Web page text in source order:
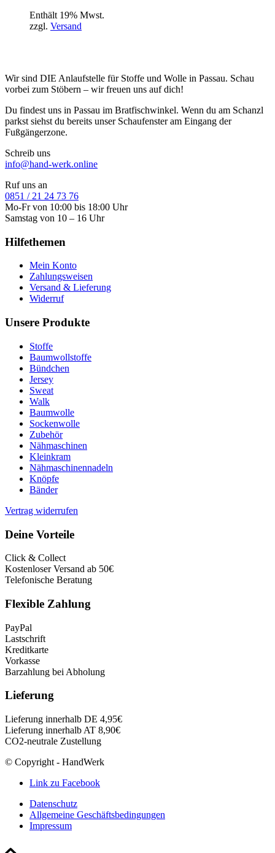
Enthält 19% Mwst.
zzgl. Versand
Wir sind DIE Anlaufstelle für Stoffe und Wolle in Passau. Schau
vorbei zum Stöbern – wir freuen uns auf dich!
Du findest uns in Passau im Bratfischwinkel. Wenn du am Schanzl
parkst siehst du bereits unser Schaufenster am Eingang der
Fußgängerzone.
Schreib uns
info@hand-werk.online
Ruf uns an
0851 / 21 24 73 76
Mo-Fr von 10:00 bis 18:00 Uhr
Samstag von 10 – 16 Uhr
Hilfethemen
Mein Konto
Zahlungsweisen
Versand & Lieferung
Widerruf
Unsere Produkte
Stoffe
Baumwollstoffe
Bündchen
Jersey
Sweat
Walk
Baumwolle
Sockenwolle
Zubehör
Nähmaschinen
Kleinkram
Nähmaschinennadeln
Knöpfe
Bänder
Vertrag widerrufen
Deine Vorteile
Click & Collect
Kostenloser Versand ab 50€
Telefonische Beratung
Flexible Zahlung
PayPal
Lastschrift
Kreditkarte
Vorkasse
Barzahlung bei Abholung
Lieferung
Lieferung innerhalb DE 4,95€
Lieferung innerhalb AT 8,90€
CO2-neutrale Zustellung
© Copyright - HandWerk
Link zu Facebook
Datenschutz
Allgemeine Geschäftsbedingungen
Impressum